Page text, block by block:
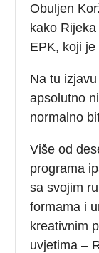
Obuljen
kako
EPK, koji
Na tu
apsolutno
normalno
Više od
programa
sa svojim
formama i
kreativnim
uvjetima –